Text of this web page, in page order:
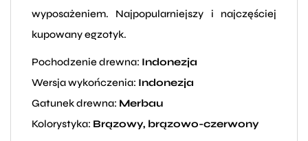
wyposażeniem. Najpopularniejszy i najczęściej
kupowany egzotyk.
Pochodzenie drewna: Indonezja
Wersja wykończenia: Indonezja
Gatunek drewna: Merbau
Kolorystyka: Brązowy, brązowo-czerwony